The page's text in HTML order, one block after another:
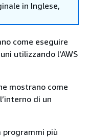
in Inglese,
come eseguire
utilizzando l'AWS
mostrano come
di un
più